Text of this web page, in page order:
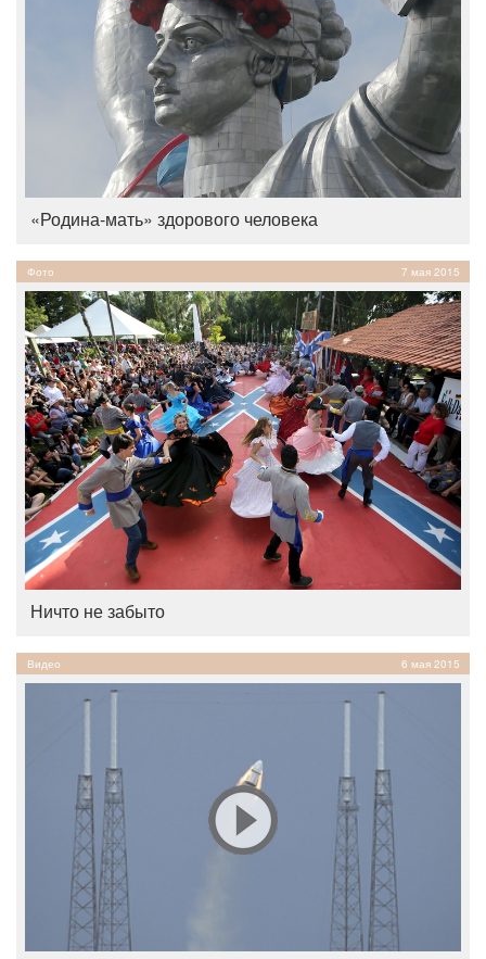
«Родина-мать» здорового человека
Фото 7 мая 2015
Ничто не забыто
Видео 6 мая 2015